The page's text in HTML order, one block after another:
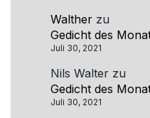
Walther zu
Gedicht des
Juli 30, 2021
Nils Walter zu
Gedicht des
Juli 30, 2021